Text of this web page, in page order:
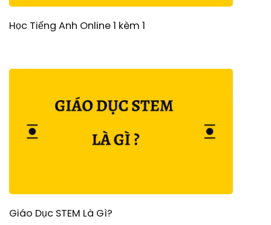
Học Tiếng Anh Online 1 kèm 1
Giáo Dục STEM Là Gì?